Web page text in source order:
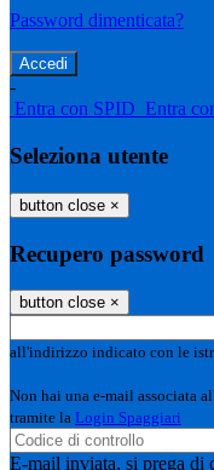
Password dimenticata?
-
Entra con SPID Entra
Seleziona utente
button close ×
Recupero password
button close ×
all'indirizzo indicato con le
Non hai una e-mail associata
tramite la Login Spaggiari
E-mail inviata, si prega di